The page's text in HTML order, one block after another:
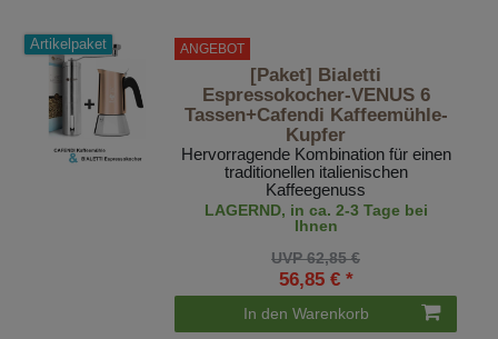
Artikelpaket ANGEBOT
[Paket] Bialetti
Espressokocher-VENUS 6
Tassen+Cafendi Kaffeemühle-
Kupfer
Hervorragende Kombination für einen
traditionellen italienischen
Kaffeegenuss
LAGERND, in ca. 2-3 Tage bei
Ihnen
UVP 62,85 €
56,85 € *
In den Warenkorb